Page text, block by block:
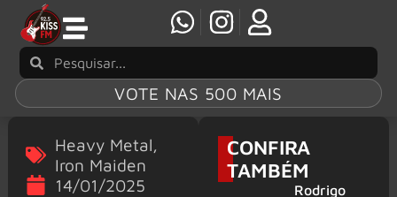
VOTE NAS 500 MAIS
Heavy Metal,
Iron Maiden
14/01/2025
CONFIRA
TAMBÉM
Rodrigo